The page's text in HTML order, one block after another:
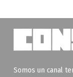
Somos un canal